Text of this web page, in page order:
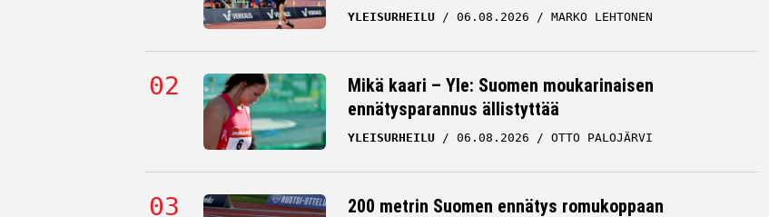
YLEISURHEILU 06.08.2026 MARKO LEHTONEN
Mikä kaari – Yle: Suomen moukarinaisen
ennätysparannus ällistyttää
YLEISURHEILU 06.08.2026 OTTO PALOJÄRVI
200 metrin Suomen ennätys romukoppaan